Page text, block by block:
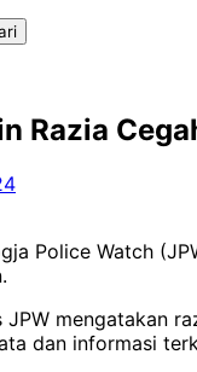
Razia
Police Watch
JPW mengatakan
dan informasi